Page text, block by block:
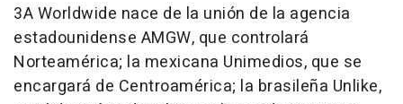
3A Worldwide nace de la unión de la agencia
estadounidense AMGW, que controlará
Norteamérica; la mexicana Unimedios, que se
encargará de Centroamérica; la brasileña Unlike,